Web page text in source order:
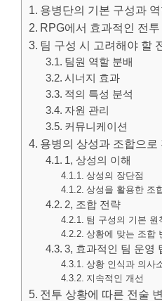
용병단의 기본 구성과
RPG에서 효과적인 전
팀 구성 시 고려해야 할
팀원 역할 분배
시너지 효과
적의 특성 분석
자원 관리
커뮤니케이션
용병의 상성과 조합으로
1, 상성의 이해
상성의 장단점
상성을 활용한 조
2, 조합 전략
팀 구성의 기본 원
상황에 맞는 조합
3, 효과적인 팀 운영
상황 인식과 의사
지속적인 개선
전투 상황에 따른 전술